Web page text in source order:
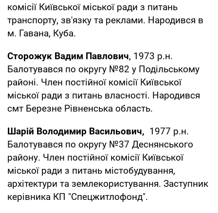
комісії Київської міської ради з питань
транспорту, зв'язку та реклами. Народився в
м. Гавана, Куба.
Сторожук Вадим Павлович, 1973 р.н.
Балотувався по округу №82 у Подільському
районі. Член постійної комісії Київської
міської ради з питань власності. Народився
смт Березне Рівненська область.
Шарій Володимир Васильович, 1977 р.н.
Балотувався по округу №37 Деснянського
району. Член постійної комісії Київської
міської ради з питань містобудування,
архітектури та землекористування. Заступник
керівника КП "Спецжитлофонд".